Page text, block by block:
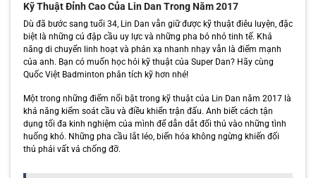
Kỹ Thuật Đỉnh Cao Của Lin Dan Trong Năm 2017
Dù đã bước sang tuổi 34, Lin Dan vẫn giữ được kỹ thuật điêu luyện, đặc
biệt là những cú đập cầu uy lực và những pha bỏ nhỏ tinh tế. Khả
năng di chuyển linh hoạt và phản xạ nhanh nhạy vẫn là điểm mạnh
của anh. Bạn có muốn học hỏi kỹ thuật của Super Dan? Hãy cùng
Quốc Việt Badminton phân tích kỹ hơn nhé!
Một trong những điểm nổi bật trong kỹ thuật của Lin Dan năm 2017 là
khả năng kiểm soát cầu và điều khiển trận đấu. Anh biết cách tận
dụng tối đa kinh nghiệm của mình để dẫn dắt đối thủ vào những tình
huống khó. Những pha cầu lắt léo, biến hóa không ngừng khiến đối
thủ phải vất vả chống đỡ.